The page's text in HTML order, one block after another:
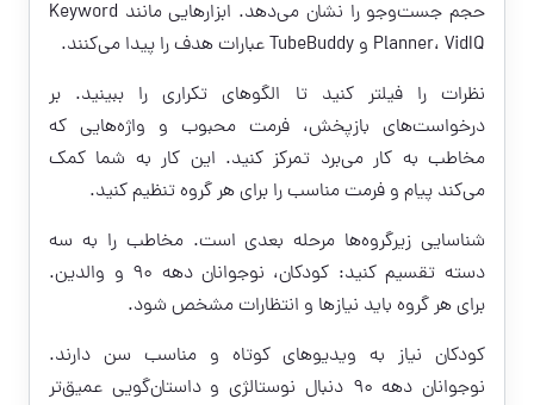
حجم جست‌وجو را نشان می‌دهد. ابزارهایی مانند Keyword
Planner، VidIQ و TubeBuddy عبارات هدف را پیدا می‌کنند.
نظرات را فیلتر کنید تا الگوهای تکراری را ببینید. بر
درخواست‌های بازپخش، فرمت محبوب و واژه‌هایی که
مخاطب به کار می‌برد تمرکز کنید. این کار به شما کمک
می‌کند پیام و فرمت مناسب را برای هر گروه تنظیم کنید.
شناسایی زیرگروه‌ها مرحله بعدی است. مخاطب را به سه
دسته تقسیم کنید: کودکان، نوجوانان دهه ۹۰ و والدین.
برای هر گروه باید نیازها و انتظارات مشخص شود.
کودکان نیاز به ویدیوهای کوتاه و مناسب سن دارند.
نوجوانان دهه ۹۰ دنبال نوستالژی و داستان‌گویی عمیق‌تر